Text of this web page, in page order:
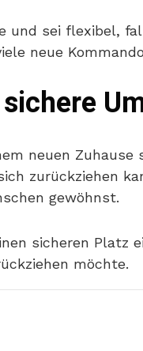
und sei flexibel,
neue
neuen
zurückziehen
gewöhnst.
sicheren Platz
möchte.